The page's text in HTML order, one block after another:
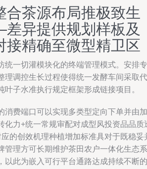
合茶源布局推极致生
异提供规划样板及
接精确至微型精卫区
统一切灌模块化的终端管理模式。安排专
理调控生长过程使得统一发酵车间采取代
子水准执行规定框架形成链接项目。
消费端口可以实现多类型定向下单并由加
化力+统一常规审配对成型风投资品品质
的创效机理种植增加标准具对于既稳妥
管理方可长期维护茶田农户一体化生态系
以此为嵌入可行平台通路达成持续不断的